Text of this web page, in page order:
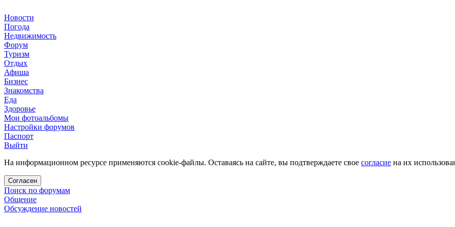
Новости
Погода
Недвижимость
Форум
Туризм
Отдых
Афиша
Бизнес
Знакомства
Еда
Здоровье
Мои фотоальбомы
Настройки форумов
Паспорт
Выйти
На информационном ресурсе применяются cookie-файлы. Оставаясь на сайте, вы подтверждаете свое согласие на их
Согласен
Поиск по форумам
Общение
Обсуждение новостей